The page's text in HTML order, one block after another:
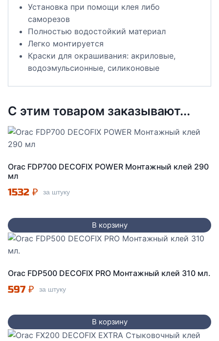
Установка при помощи клея либо
саморезов
Полностью водостойкий материал
Легко монтируется
Краски для окрашивания: акриловые,
водоэмульсионные, силиконовые
С этим товаром заказывают...
Orac FDP700 DECOFIX POWER Монтажный клей 290
мл
1532 ₽ за штуку
В корзину
Orac FDP500 DECOFIX PRO Монтажный клей 310 мл.
597 ₽ за штуку
В корзину